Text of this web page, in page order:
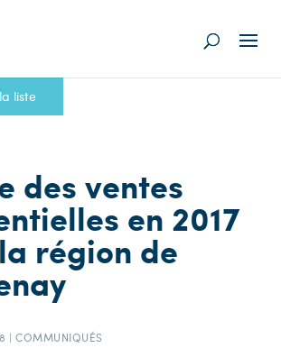
liste
des ventes
en 2017
région de
|COMMUNIQUÉS